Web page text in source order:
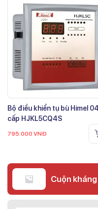
Bộ điều khiển tụ bù Himel 04
cấp HJKL5CQ4S
795.000 VNĐ
Cuộn